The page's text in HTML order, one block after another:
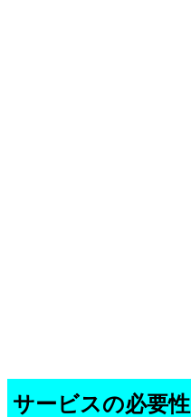
サービスの必要性